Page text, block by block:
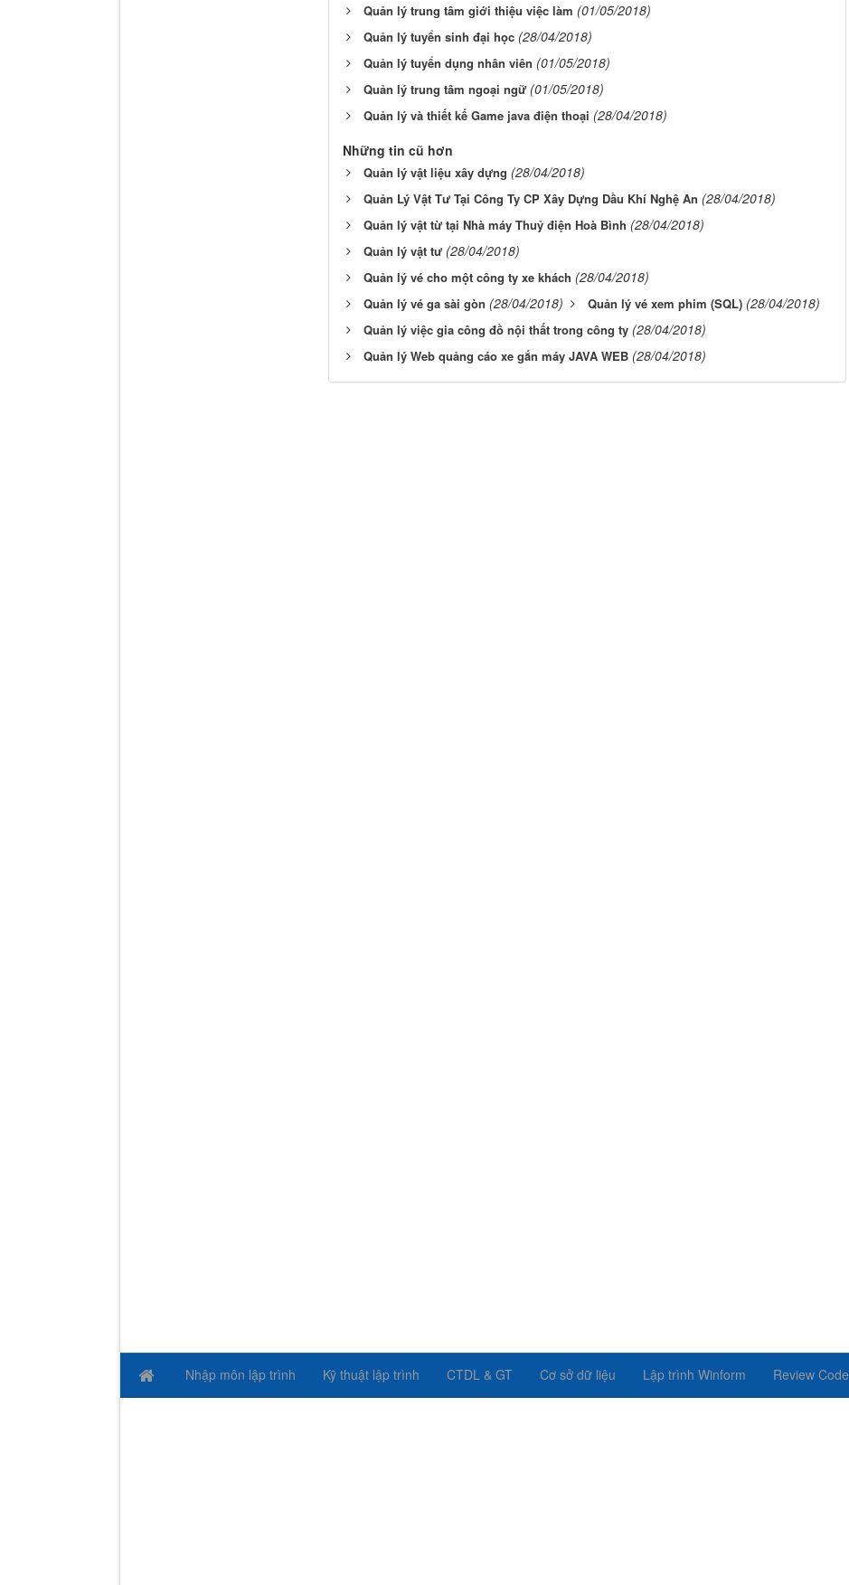
Quản lý trung tâm giới thiệu việc làm (01/05/2018)
Quản lý tuyển sinh đại học (28/04/2018)
Quản lý tuyển dụng nhân viên (01/05/2018)
Quản lý trung tâm ngoại ngữ (01/05/2018)
Quản lý và thiết kế Game java điện thoại (28/04/2018)
Những tin cũ hơn
Quản lý vật liệu xây dựng (28/04/2018)
Quản Lý Vật Tư Tại Công Ty CP Xây Dựng Dầu Khí Nghệ An (28/04/2018)
Quản lý vật từ tại Nhà máy Thuỷ điện Hoà Bình (28/04/2018)
Quản lý vật tư (28/04/2018)
Quản lý vé cho một công ty xe khách (28/04/2018)
Quản lý vé ga sài gòn (28/04/2018) Quản lý vé xem phim (SQL) (28/04/2018)
Quản lý việc gia công đồ nội thất trong công ty (28/04/2018)
Quản lý Web quảng cáo xe gắn máy JAVA WEB (28/04/2018)
Nhập môn lập trình Kỹ thuật lập trình CTDL & GT Cơ sở dữ liệu Lập trình Winform Review Code